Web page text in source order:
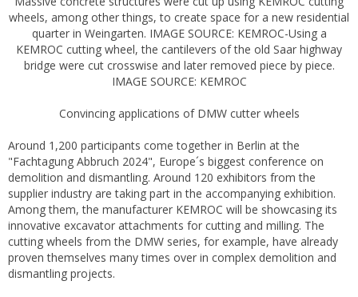
wheels, among other things, to create space for a new residential
quarter in Weingarten. IMAGE SOURCE: KEMROC-Using a
KEMROC cutting wheel, the cantilevers of the old Saar highway
bridge were cut crosswise and later removed piece by piece.
IMAGE SOURCE: KEMROC
Convincing applications of DMW cutter wheels
Around 1,200 participants come together in Berlin at the
"Fachtagung Abbruch 2024", Europe´s biggest conference on
demolition and dismantling. Around 120 exhibitors from the
supplier industry are taking part in the accompanying exhibition.
Among them, the manufacturer KEMROC will be showcasing its
innovative excavator attachments for cutting and milling. The
cutting wheels from the DMW series, for example, have already
proven themselves many times over in complex demolition and
dismantling projects.